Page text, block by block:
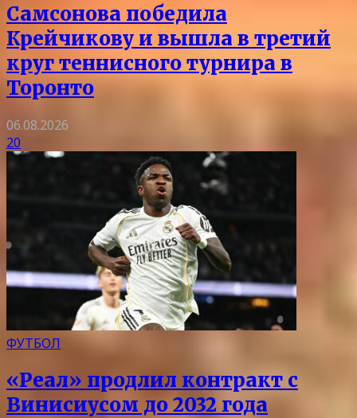
Самсонова победила
Крейчикову и вышла в третий
круг теннисного турнира в
Торонто
06.08.2026
20
ФУТБОЛ
«Реал» продлил контракт с
Винисиусом до 2032 года